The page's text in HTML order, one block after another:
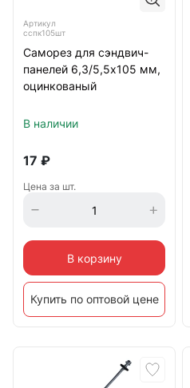
Артикул
сспк105шт
Саморез для сэндвич-
панелей 6,3/5,5х105 мм,
оцинкованый
В наличии
17 ₽
Цена за шт.
В корзину
Купить по оптовой цене